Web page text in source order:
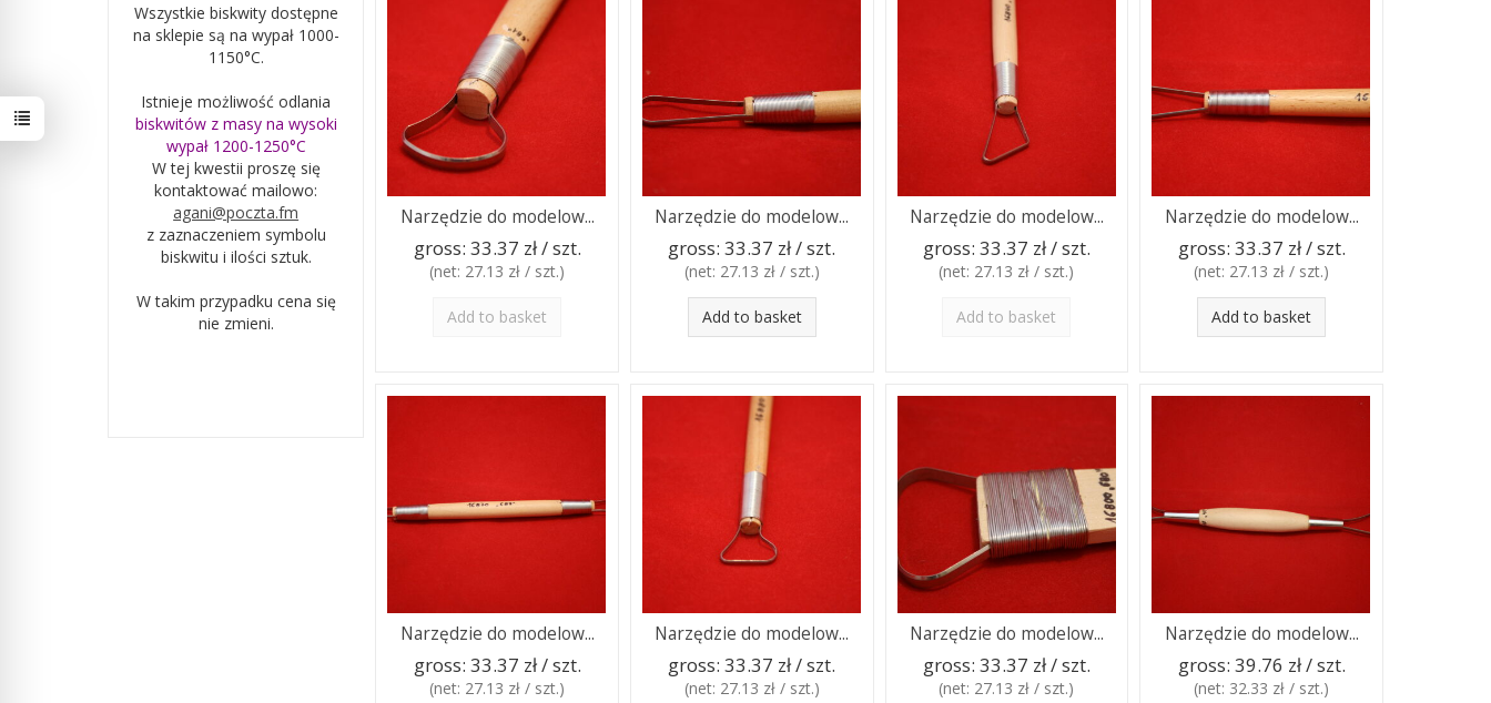
Narzędzie do modelow...
gross: 33.37 zł / szt.
(net: 27.13 zł / szt.)
Add to basket
Narzędzie do modelow...
gross:33.37 zł / szt.
(net: 27.13 zł / szt.)
Add to basket
Narzędzie do modelow...
gross: 33.37 zł / szt.
(net: 27.13 zł / szt.)
Add to basket
Narzędzie do modelow...
gross: 33.37 zł / szt.
(net: 27.13 zł / szt.)
Add to basket
Narzędzie do modelow...
gross: 33.37 zł / szt.
(net: 27.13 zł / szt.)
Narzędzie do modelow...
gross:33.37 zł / szt.
(net: 27.13 zł / szt.)
Narzędzie do modelow...
gross: 33.37 zł / szt.
(net: 27.13 zł / szt.)
Narzędzie do modelow...
gross: 39.76 zł / szt.
(net: 32.33 zł / szt.)
Wszystkie biskwity dostępne
na sklepie są na wypał 1000-
1150°C.
Istnieje możliwość odlania
biskwitów z masy na wysoki
wypał 1200-1250°C
W tej kwestii proszę się
kontaktować mailowo:
agani@poczta.fm
z zaznaczeniem symbolu
biskwitu i ilości sztuk.
W takim przypadku cena się
nie zmieni.